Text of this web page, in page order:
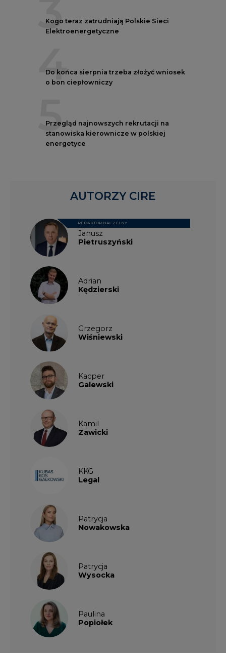
3
Kogo teraz zatrudniają Polskie Sieci
Elektroenergetyczne
4
Do końca sierpnia trzeba złożyć wniosek
o bon ciepłowniczy
5
Przegląd najnowszych rekrutacji na
stanowiska kierownicze w polskiej
energetyce
Janusz
Pietruszyński
REDAKTOR NACZELNY
Adrian
Kędzierski
Grzegorz
Wiśniewski
Kacper
Galewski
Kamil
Zawicki
KKG
Legal
Patrycja
Nowakowska
Patrycja
Wysocka
Paulina
Popiołek
AUTORZY CIRE